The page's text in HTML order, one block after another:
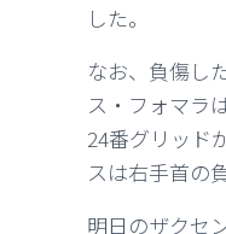
した。
なお、負傷し
ス・フォマラ
24番グリッド
スは右手首の
明日のザクセ